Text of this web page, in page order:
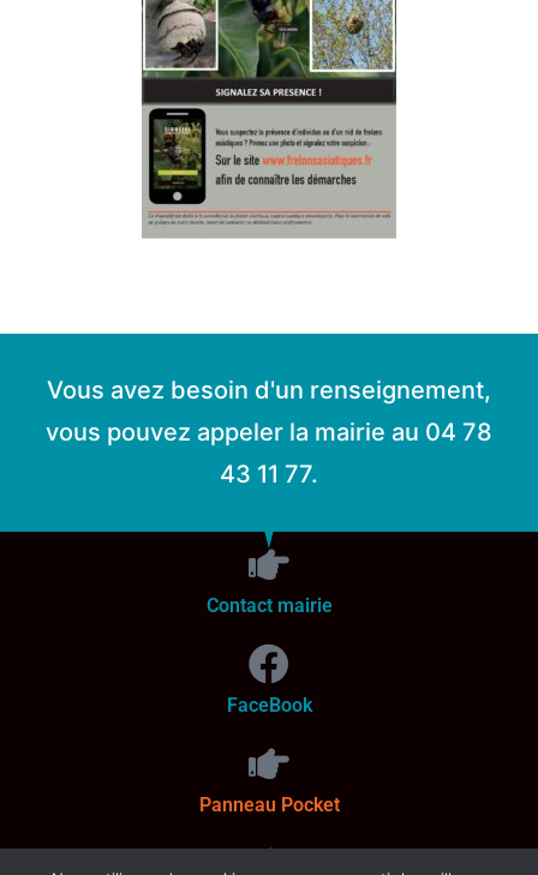
Vous avez besoin d'un renseignement,
vous pouvez appeler la mairie au 04 78
43 11 77.
Contact mairie
FaceBook
Panneau Pocket